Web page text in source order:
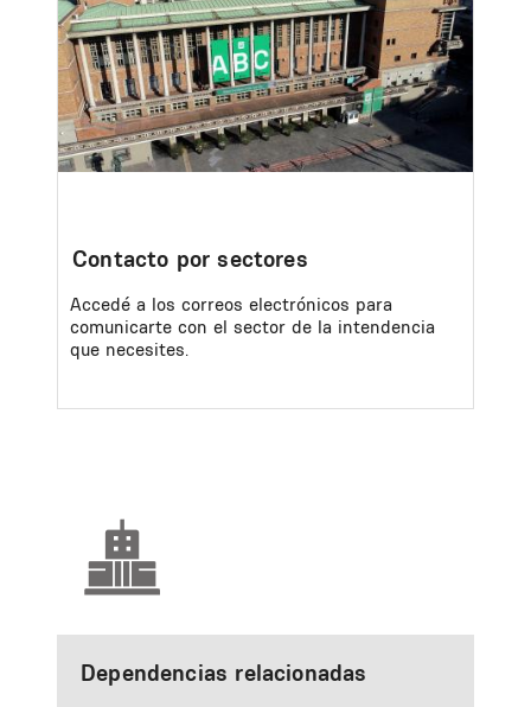
Contacto por sectores
Accedé a los correos electrónicos para
comunicarte con el sector de la intendencia
que necesites.
Dependencias relacionadas